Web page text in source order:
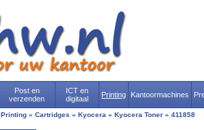
Post en
verzenden
ICT en
digitaal
Printing Kantoormachines
Printing » Cartridges » Kyocera » Kyocera Toner » 411858